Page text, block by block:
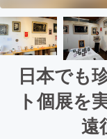
日本でも
ト個展を
遠